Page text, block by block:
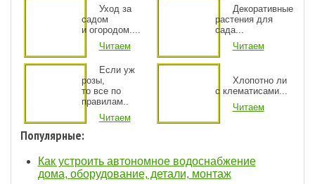
Уход за
садом
и огородом....
Читаем
Декоративные
растения для
сада...
Читаем
Если уж
розы,
то все по
правилам..
Читаем
Хлопотно ли
с клематисами...
Читаем
Популярные:
Как устроить автономное водоснабжение
дома, оборудование, детали, монтаж